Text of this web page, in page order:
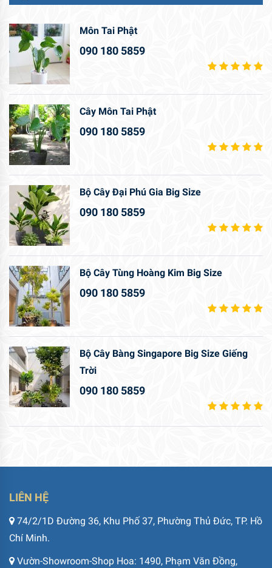
Môn Tai Phật
090 180 5859
Cây Môn Tai Phật
090 180 5859
Bộ Cây Đại Phú Gia Big Size
090 180 5859
Bộ Cây Tùng Hoàng Kim Big Size
090 180 5859
Bộ Cây Bàng Singapore Big Size Giếng
Trời
090 180 5859
LIÊN HỆ
74/2/1D Đường 36, Khu Phố 37, Phường Thủ Đức, TP. Hồ
Chí Minh.
Vườn-Showroom-Shop Hoa: 1490, Phạm Văn Đồng,